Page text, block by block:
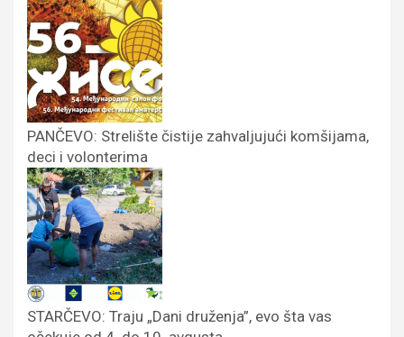
PANČEVO: Strelište čistije zahvaljujući komšijama,
deci i volonterima
STARČEVO: Traju „Dani druženja”, evo šta vas